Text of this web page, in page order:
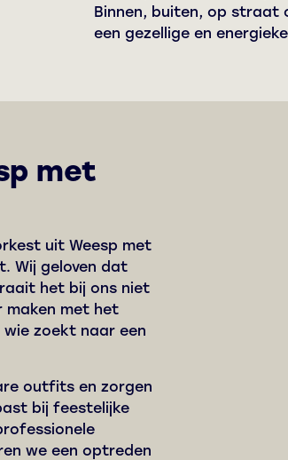
Binnen, buiten, op straat
een gezellige en
met
uit Weesp met
Wij geloven dat
het bij ons niet
maken met het
zoekt naar een
outfits en zorgen
bij feestelijke
we een optreden